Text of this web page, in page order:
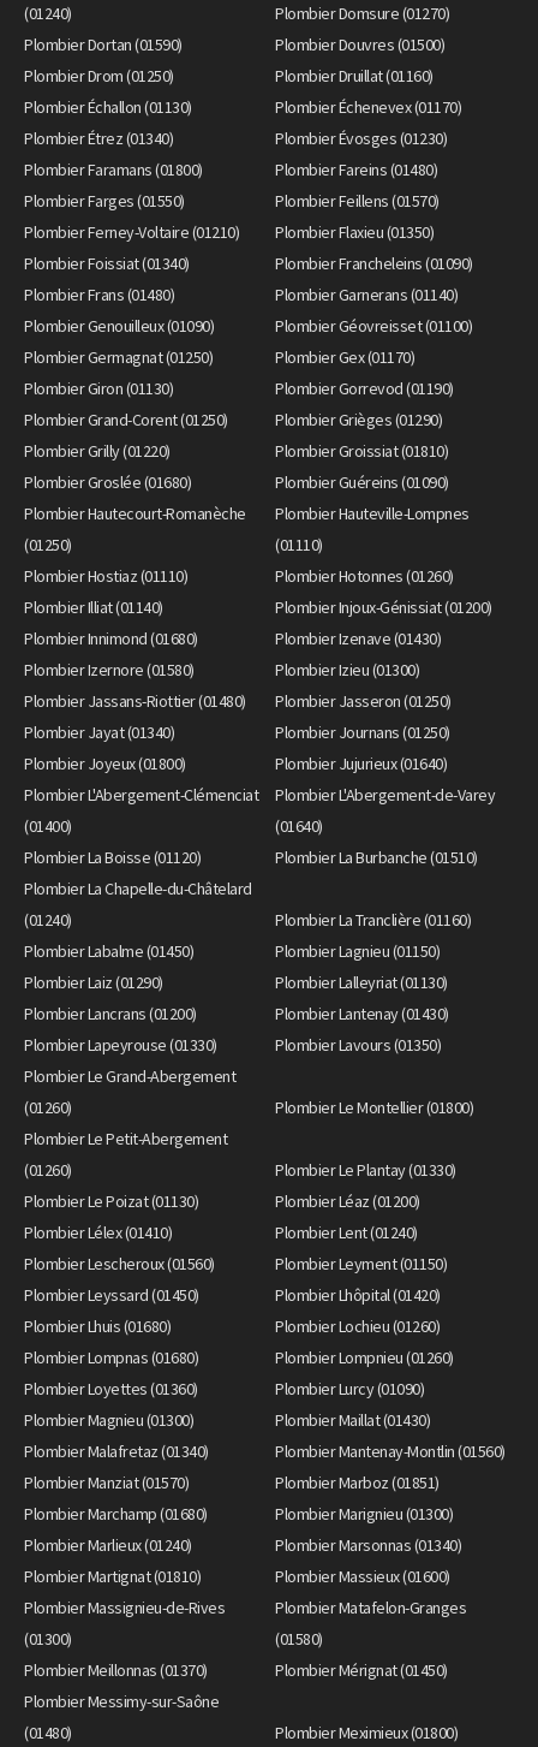
(01240)
Plombier Domsure (01270)
Plombier Dortan (01590)
Plombier Douvres (01500)
Plombier Drom (01250)
Plombier Druillat (01160)
Plombier Échallon (01130)
Plombier Échenevex (01170)
Plombier Étrez (01340)
Plombier Évosges (01230)
Plombier Faramans (01800)
Plombier Fareins (01480)
Plombier Farges (01550)
Plombier Feillens (01570)
Plombier Ferney-Voltaire (01210)
Plombier Flaxieu (01350)
Plombier Foissiat (01340)
Plombier Francheleins (01090)
Plombier Frans (01480)
Plombier Garnerans (01140)
Plombier Genouilleux (01090)
Plombier Géovreisset (01100)
Plombier Germagnat (01250)
Plombier Gex (01170)
Plombier Giron (01130)
Plombier Gorrevod (01190)
Plombier Grand-Corent (01250)
Plombier Grièges (01290)
Plombier Grilly (01220)
Plombier Groissiat (01810)
Plombier Groslée (01680)
Plombier Guéreins (01090)
Plombier Hautecourt-Romanèche
(01250)
Plombier Hauteville-Lompnes
(01110)
Plombier Hostiaz (01110)
Plombier Hotonnes (01260)
Plombier Illiat (01140)
Plombier Injoux-Génissiat (01200)
Plombier Innimond (01680)
Plombier Izenave (01430)
Plombier Izernore (01580)
Plombier Izieu (01300)
Plombier Jassans-Riottier (01480)
Plombier Jasseron (01250)
Plombier Jayat (01340)
Plombier Journans (01250)
Plombier Joyeux (01800)
Plombier Jujurieux (01640)
Plombier L'Abergement-Clémenciat
(01400)
Plombier L'Abergement-de-Varey
(01640)
Plombier La Boisse (01120)
Plombier La Burbanche (01510)
Plombier La Chapelle-du-Châtelard
(01240)
Plombier La Tranclière (01160)
Plombier Labalme (01450)
Plombier Lagnieu (01150)
Plombier Laiz (01290)
Plombier Lalleyriat (01130)
Plombier Lancrans (01200)
Plombier Lantenay (01430)
Plombier Lapeyrouse (01330)
Plombier Lavours (01350)
Plombier Le Grand-Abergement
(01260)
Plombier Le Montellier (01800)
Plombier Le Petit-Abergement
(01260)
Plombier Le Plantay (01330)
Plombier Le Poizat (01130)
Plombier Léaz (01200)
Plombier Lélex (01410)
Plombier Lent (01240)
Plombier Lescheroux (01560)
Plombier Leyment (01150)
Plombier Leyssard (01450)
Plombier Lhôpital (01420)
Plombier Lhuis (01680)
Plombier Lochieu (01260)
Plombier Lompnas (01680)
Plombier Lompnieu (01260)
Plombier Loyettes (01360)
Plombier Lurcy (01090)
Plombier Magnieu (01300)
Plombier Maillat (01430)
Plombier Malafretaz (01340)
Plombier Mantenay-Montlin (01560)
Plombier Manziat (01570)
Plombier Marboz (01851)
Plombier Marchamp (01680)
Plombier Marignieu (01300)
Plombier Marlieux (01240)
Plombier Marsonnas (01340)
Plombier Martignat (01810)
Plombier Massieux (01600)
Plombier Massignieu-de-Rives
(01300)
Plombier Matafelon-Granges
(01580)
Plombier Meillonnas (01370)
Plombier Mérignat (01450)
Plombier Messimy-sur-Saône
(01480)
Plombier Meximieux (01800)